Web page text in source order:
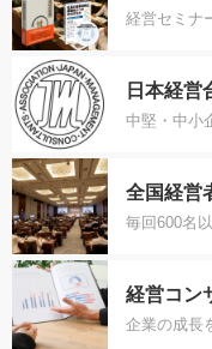
経営セミナ
日本経営
中堅・中小
全国経営
毎回600名
経営コン
企業の成長